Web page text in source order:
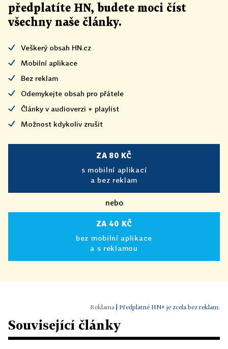
předplatíte HN, budete moci číst
všechny naše články.
Veškerý obsah HN.cz
Mobilní aplikace
Bez reklam
Odemykejte obsah pro přátele
Články v audioverzi + playlist
Možnost kdykoliv zrušit
ZA 80 KČ
s mobilní aplikací
a bez reklam
nebo
ZA 40 KČ
bez mobilní aplikace
a s reklamou
Předplatné HN+ je zcela bez reklam.
Související články